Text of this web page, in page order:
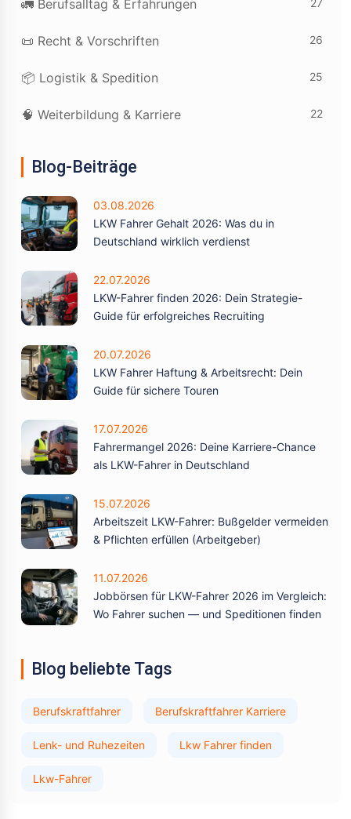
🚛 Berufsalltag & Erfahrungen
📜 Recht & Vorschriften 26
📦 Logistik & Spedition 25
🧠 Weiterbildung & Karriere 22
Blog-Beiträge
03.08.2026
LKW Fahrer Gehalt 2026: Was du in
Deutschland wirklich verdienst
22.07.2026
LKW-Fahrer finden 2026: Dein Strategie-
Guide für erfolgreiches Recruiting
20.07.2026
LKW Fahrer Haftung & Arbeitsrecht: Dein
Guide für sichere Touren
17.07.2026
Fahrermangel 2026: Deine Karriere-Chance
als LKW-Fahrer in Deutschland
15.07.2026
Arbeitszeit LKW-Fahrer: Bußgelder vermeiden
& Pflichten erfüllen (Arbeitgeber)
11.07.2026
Jobbörsen für LKW-Fahrer 2026 im Vergleich:
Wo Fahrer suchen — und Speditionen finden
Blog beliebte Tags
Berufskraftfahrer Berufskraftfahrer Karriere
Lenk- und Ruhezeiten Lkw Fahrer finden
Lkw-Fahrer